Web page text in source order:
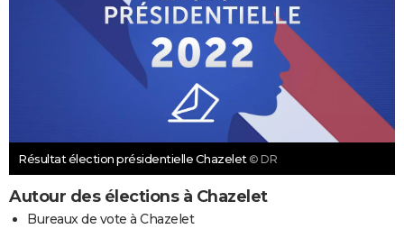
Résultat élection présidentielle Chazelet © DR
Autour des élections à Chazelet
Bureaux de vote à Chazelet